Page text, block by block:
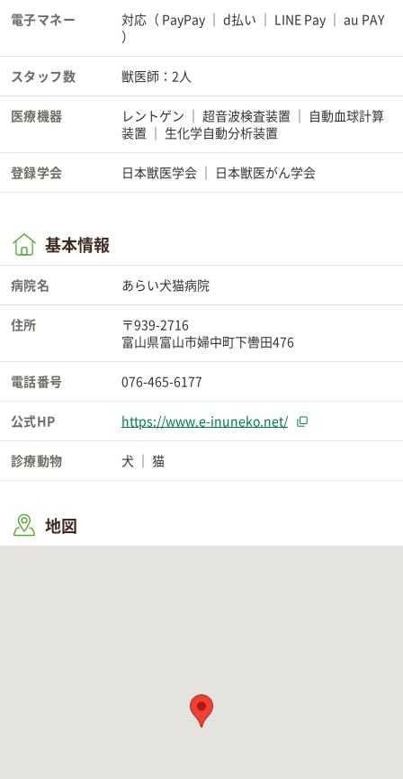
電子マネー 対応（ PayPay d払い LINE Pay
au PAY
）
スタッフ数 獣医師：2人
医療機器 レントゲン 超音波検査装置
自動血球計算
装置
生化学自動分析装置
登録学会 日本獣医学会 日本獣医がん学会
基本情報
病院名 あらい犬猫病院
住所
〒939-2716
富山県富山市婦中町下轡田476
電話番号 076-465-6177
公式HP https://www.e-inuneko.net/
診療動物 犬 猫
地図